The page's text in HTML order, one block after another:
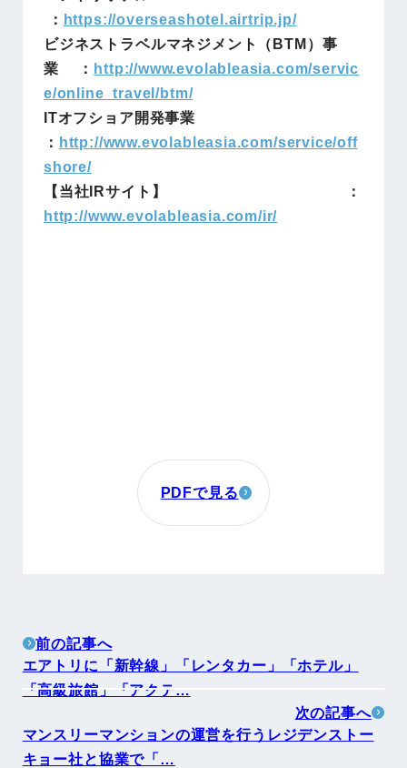
： https://overseashotel.airtrip.jp/
ビジネストラベルマネジメント（BTM）事
業 ： http://www.evolableasia.com/servic
e/online_travel/btm/
ITオフショア開発事業
： http://www.evolableasia.com/service/off
shore/
【当社IRサイト】 ：
http://www.evolableasia.com/ir/
PDFで見る
前の記事へ
エアトリに「新幹線」「レンタカー」「ホテル」
「高級旅館」「アクテ…
次の記事へ
マンスリーマンションの運営を行うレジデンストー
キョー社と協業で「…